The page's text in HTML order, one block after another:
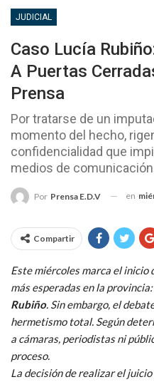
JUDICIAL
Caso Lucía
A Puertas
Prensa
Por tratarse de un
momento del hecho,
confidencialidad que
medios de
Por Prensa E.D.V en
Compartir
Este miércoles marca el inicio
más esperadas en la
Rubiño. Sin embargo, el
hermetismo total. Según
a cámaras, periodistas ni
proceso.
La decisión de realizar el juicio